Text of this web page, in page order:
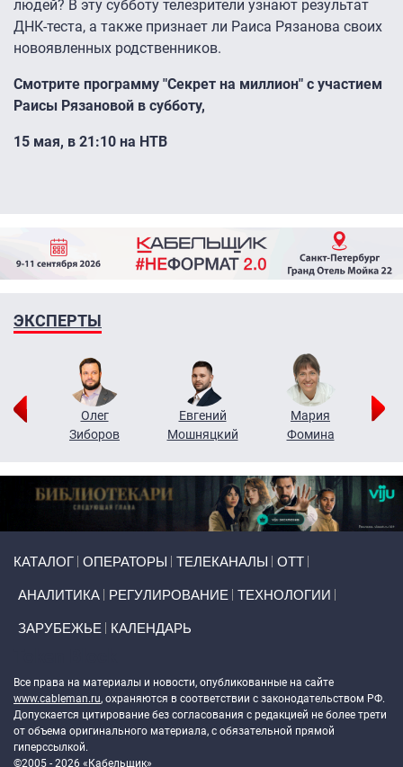
людей? В эту субботу телезрители узнают результат
ДНК-теста, а также признает ли Раиса Рязанова своих
новоявленных родственников.
Смотрите программу "Секрет на миллион" с участием
Раисы Рязановой в субботу,
15 мая, в 21:10 на НТВ
ЭКСПЕРТЫ
Олег
Зиборов
Евгений
Мошняцкий
Мария
Фомина
КАТАЛОГ ОПЕРАТОРЫ ТЕЛЕКАНАЛЫ ОТТ
АНАЛИТИКА РЕГУЛИРОВАНИЕ ТЕХНОЛОГИИ
ЗАРУБЕЖЬЕ КАЛЕНДАРЬ
Все права на материалы и новости, опубликованные на сайте
www.cableman.ru, охраняются в соответствии с законодательством РФ.
Допускается цитирование без согласования с редакцией не более трети
от объема оригинального материала, с обязательной прямой
гиперссылкой.
©2005 - 2026 «Кабельщик»